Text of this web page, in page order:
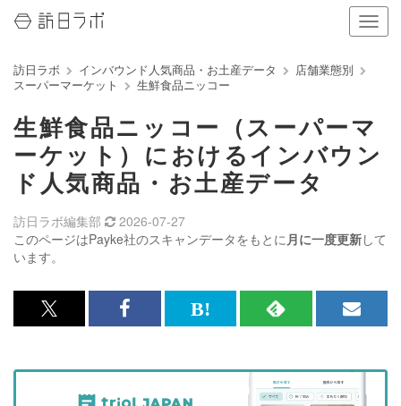
ナ
ビ
ン
の
表
り
る
訪日ラボ インバウンド人気商品・お土産データ
店舗業態別
スーパーマーケット
生鮮食品ニッコー
生鮮食品ニッコー（スーパーマ
ーケット）におけるインバウン
ド人気商品・お土産データ
このページはPayke社のスキャンデータをもとに月に一度更新して
います。
訪日ラボ編集部 2026-07-27
x<br>
記
Facebook<br>
記
は
な
RSS
記
メ
マ